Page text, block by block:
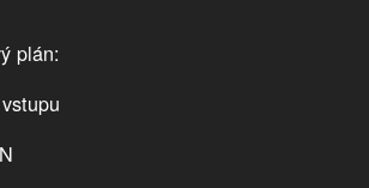
plán: